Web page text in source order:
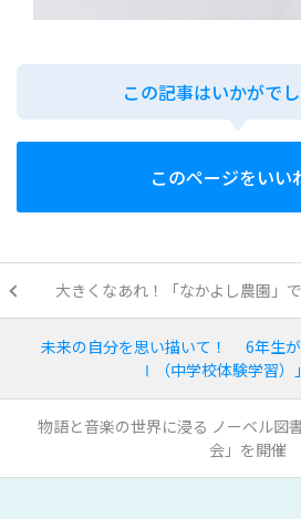
この記事はいかがで
このページをいい
大きくなあれ！「なかよし農園」
未来の自分を思い描いて！ 6年生
Ⅰ（中学校体験学習）
物語と音楽の世界に浸る ノーベル図
会」を開催